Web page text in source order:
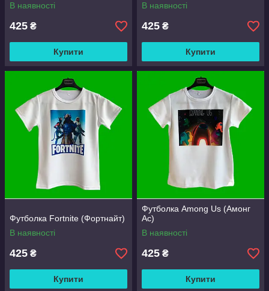
В наявності
425 ₴
Купити
В наявності
425 ₴
Купити
Футболка Fortnite (Фортнайт)
В наявності
425 ₴
Купити
Футболка Among Us (Амонг
Ас)
В наявності
425 ₴
Купити